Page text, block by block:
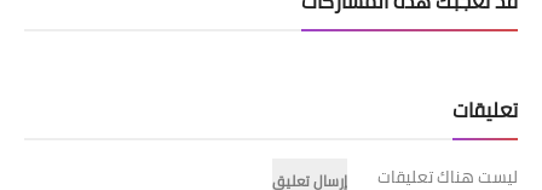
تعليقات
ليست هناك تعليقات
إرسال تعليق